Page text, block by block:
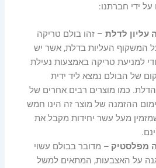
על ידי חברתנו:
עליון לדלת – זהו בולם טריקה
המשקוף העליות בדלת, אשר יש
למניעת טריקה באמצעות נעילת
של הבולם נמצא ליד ידית
כמו מוצרים רבים אחרים של
ההזמנה של מוצר זה הינו חמש
שמזמין מעל עשר יחידות מקבל את
מפלסטיק – מדובר בבולם עשוי
על האצבעות, המתאים למשל